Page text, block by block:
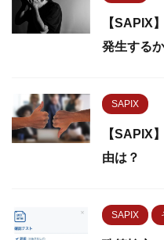
【SAPIX
発生する
SAPIX
【SAPIX
由は？
SAPIX